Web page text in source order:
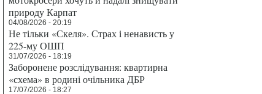
природу Карпат
04/08/2026 - 20:19
Не тільки «Скеля». Страх і ненависть у
225-му ОШП
31/07/2026 - 18:19
Заборонене розслідування: квартирна
«схема» в родині очільника ДБР
17/07/2026 - 18:27